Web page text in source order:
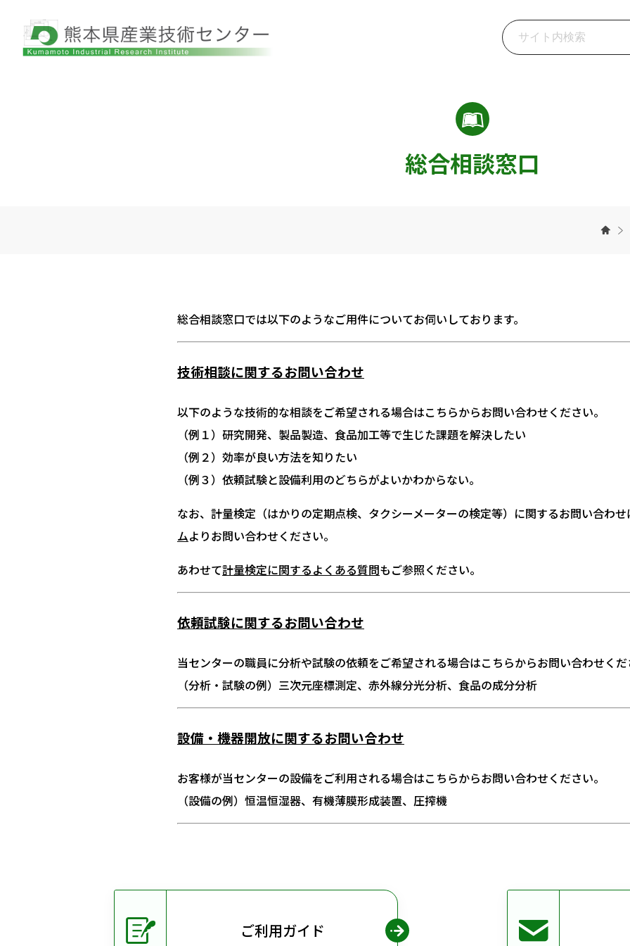
総合相談窓口
総合相談窓口では以下のようなご用件についてお伺いしております。
技術相談に関するお問い合わせ
以下のような技術的な相談をご希望される場合はこちらからお問い合わせください。
（例１）研究開発、製品製造、食品加工等で生じた課題を解決したい
（例２）効率が良い方法を知りたい
（例３）依頼試験と設備利用のどちらがよいかわからない。
なお、計量検定（はかりの定期点検、タクシーメーターの検定等）に関するお問い合わせ
ムよりお問い合わせください。
あわせて計量検定に関するよくある質問もご参照ください。
依頼試験に関するお問い合わせ
当センターの職員に分析や試験の依頼をご希望される場合はこちらからお問い合わせくだ
（分析・試験の例）三次元座標測定、赤外線分光分析、食品の成分分析
設備・機器開放に関するお問い合わせ
お客様が当センターの設備をご利用される場合はこちらからお問い合わせください。
（設備の例）恒温恒湿器、有機薄膜形成装置、圧搾機
ご利用ガイド